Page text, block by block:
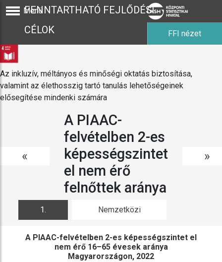
Menü
FENNTARTHATÓ FEJLŐDÉSI
CÉLOK
FFI nézet
Az inkluzív, méltányos és minőségi oktatás biztosítása,
valamint az élethosszig tartó tanulás lehetőségeinek
elősegítése mindenki számára
«
A PIAAC-
felvételben 2-es
képességszintet
el nem érő
felnőttek aránya
»
1. Nemzetközi
A PIAAC-felvételben 2-es képességszintet el
nem érő 16–65 évesek aránya
Magyarországon, 2022